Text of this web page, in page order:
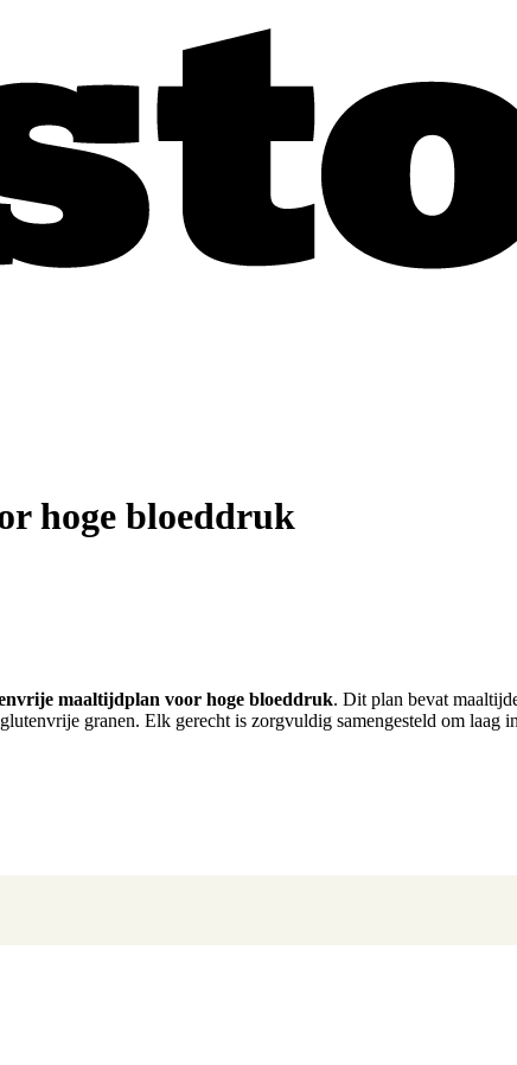
hoge bloeddruk
maaltijdplan voor hoge bloeddruk. Dit plan bevat
granen. Elk gerecht is zorgvuldig samengesteld om